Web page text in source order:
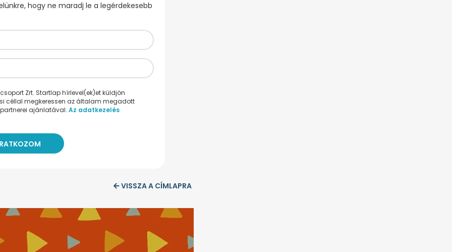
hogy ne maradj le a legérdekesebb
Zrt. Startlap hírlevel(ek)et küldjön
céllal megkeressen az általam megadott
ajánlatával. Az adatkezelés
VISSZA A CÍMLAPRA